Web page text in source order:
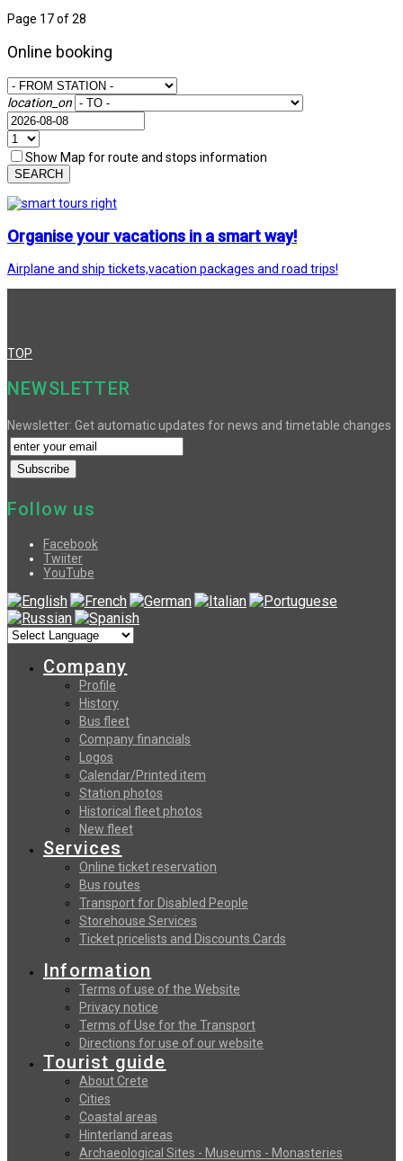
Page 17 of 28
Online booking
location_on
Show Map for route and stops information
SEARCH
Organise your vacations in a smart way!
Airplane and ship tickets,vacation packages and road trips!
TOP
NEWSLETTER
Newsletter: Get automatic updates for news and timetable changes
Follow us
Facebook
Twiiter
YouTube
Company
Profile
History
Bus fleet
Company financials
Logos
Calendar/Printed item
Station photos
Historical fleet photos
New fleet
Services
Online ticket reservation
Bus routes
Transport for Disabled People
Storehouse Services
Ticket pricelists and Discounts Cards
Information
Terms of use of the Website
Privacy notice
Terms of Use for the Transport
Directions for use of our website
Tourist guide
About Crete
Cities
Coastal areas
Hinterland areas
Archaeological Sites - Museums - Monasteries